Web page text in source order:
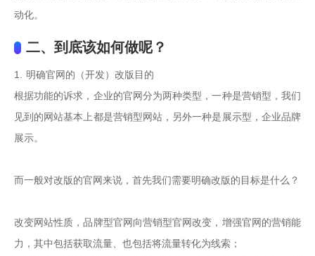
二、到底该如何做呢？
1. 明确官网的（开发）改版目的
根据功能的诉求，企业的官网分为两种类型，一种是营销型，我们
见到的网站基本上都是营销型网站，另外一种是展示型，企业品牌
展示。
而一般对改版的官网来说，首先我们需要明确改版的目标是什么？
改变网站性质，品牌型官网向营销型官网改变，增强官网的营销能
力，其中包括获取流量、也包括将流量转化为线索；